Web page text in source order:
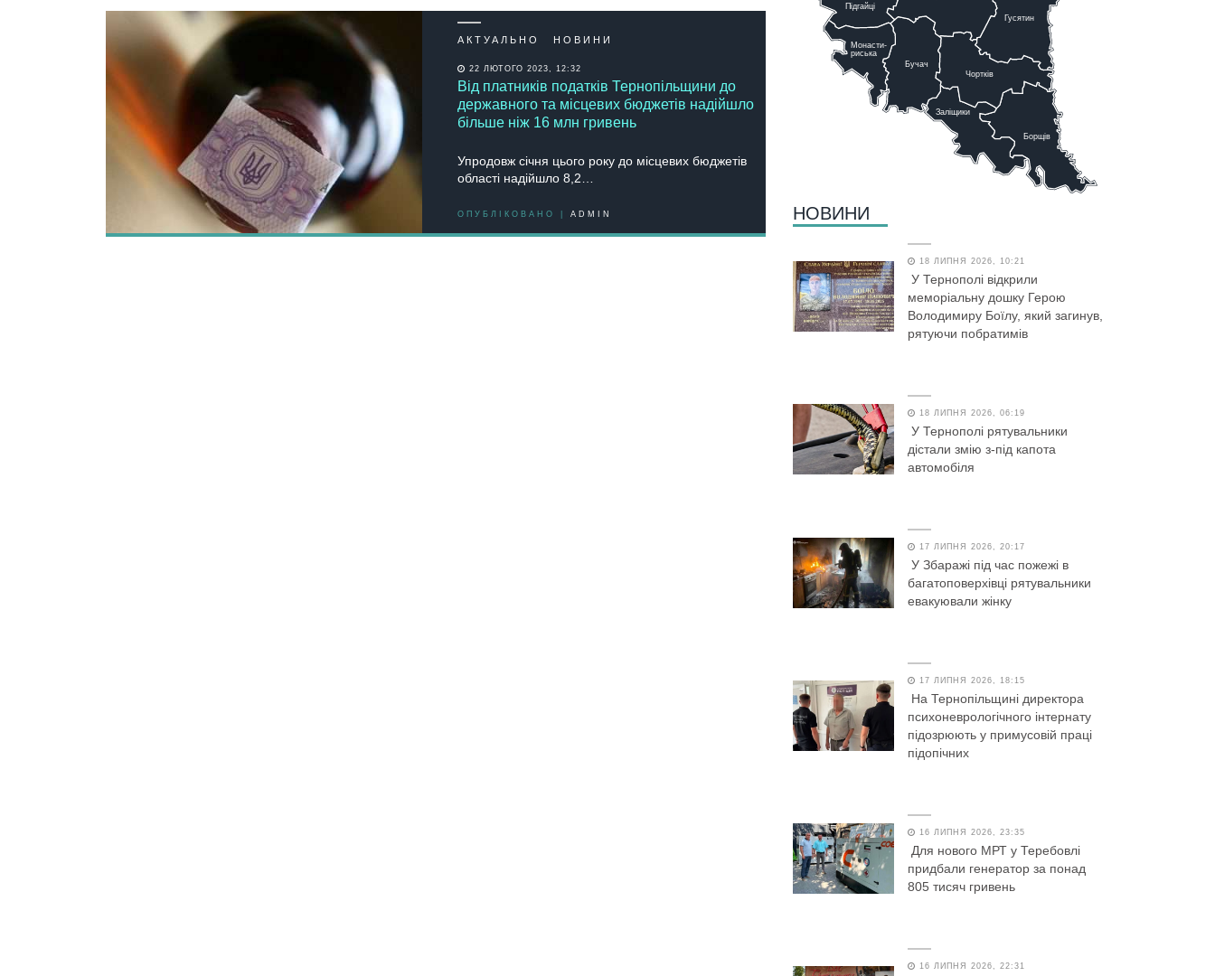
АКТУАЛЬНО НОВИНИ
22 ЛЮТОГО 2023, 12:32
Від платників податків Тернопільщини до
державного та місцевих бюджетів надійшло
більше ніж 16 млн гривень
Упродовж січня цього року до місцевих бюджетів
області надійшло 8,2…
ОПУБЛІКОВАНО | ADMIN
Бучач
Заліщики
Борщів
Чортків
Гусятин
Підгайці
Монасти-
риська
НОВИНИ
18 ЛИПНЯ 2026, 10:21
У Тернополі відкрили
меморіальну дошку Герою
Володимиру Боїлу, який загинув,
рятуючи побратимів
18 ЛИПНЯ 2026, 06:19
У Тернополі рятувальники
дістали змію з-під капота
автомобіля
17 ЛИПНЯ 2026, 20:17
У Збаражі під час пожежі в
багатоповерхівці рятувальники
евакуювали жінку
17 ЛИПНЯ 2026, 18:15
На Тернопільщині директора
психоневрологічного інтернату
підозрюють у примусовій праці
підопічних
16 ЛИПНЯ 2026, 23:35
Для нового МРТ у Теребовлі
придбали генератор за понад
805 тисяч гривень
16 ЛИПНЯ 2026, 22:31